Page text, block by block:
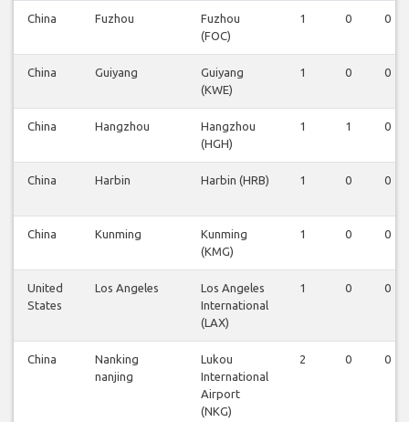
China Fuzhou
Fuzhou
(FOC)
1 0 0
China Guiyang
Guiyang
(KWE)
1 0 0
China Hangzhou
Hangzhou
(HGH)
1 1 0
China Harbin Harbin (HRB) 1 0 0
China Kunming
Kunming
(KMG)
1 0 0
United
States
Los Angeles
Los Angeles
International
(LAX)
1 0 0
China
Nanking
nanjing
Lukou
International
Airport
(NKG)
2 0 0